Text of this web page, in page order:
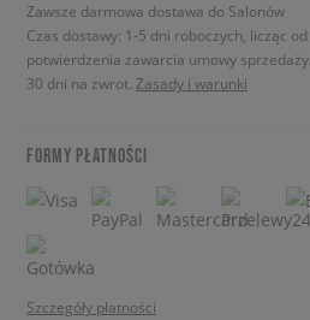
Zawsze darmowa dostawa do Salonów
Czas dostawy: 1-5 dni roboczych, licząc
potwierdzenia zawarcia umowy sprzedaży.
30 dni na zwrot. Zasady i warunki
FORMY PŁATNOŚCI
Szczegóły płatności